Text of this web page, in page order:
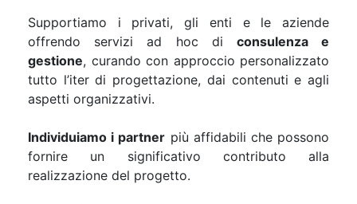
Supportiamo i privati, gli enti e le aziende
offrendo servizi ad hoc di consulenza e
gestione, curando con approccio personalizzato
tutto l’iter di progettazione, dai contenuti e agli
aspetti organizzativi.
Individuiamo i partner più affidabili che possono
fornire un significativo contributo alla
realizzazione del progetto.